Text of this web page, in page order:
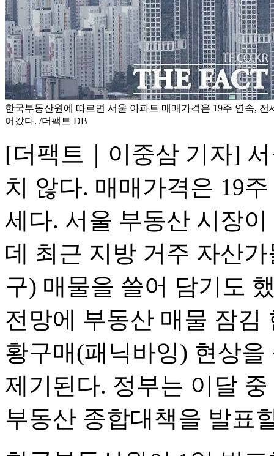
한국부동산원에 따르면 서울 아파트 매매가격은 19주 연속, 전
어갔다. /더팩트 DB
[더팩트｜이중삼 기자]
치 않다. 매매가격은 19
세다. 서울 부동산 시장
데 최근 지방 거주 자산
구) 매물을 쓸어 담기도
전망에 부동산 매물 잠김
황구매(패닉바잉) 현상
제기된다. 정부는 이달
부동산 종합대책을 발표